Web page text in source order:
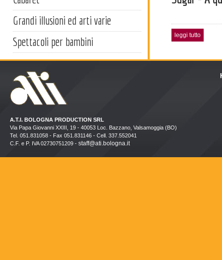
Grandi illusioni ed arti varie
Spettacoli per bambini
leggi tutto
A.T.I. BOLOGNA PRODUCTION SRL
Via Papa Giovanni XXIII, 19 - 40053 Loc. Bazzano, Valsamoggia (BO)
Tel. 051.831058 - Fax 051.831146 - Cell. 337.552041
C.F. e P. IVA 02730751209 - staff@ati.bologna.it